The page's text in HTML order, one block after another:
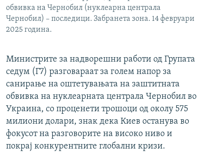
обвивка на Чернобил (нуклеарна централа
Чернобил) – последици. Забранета зона. 14 февруари
2025 година.
Министрите за надворешни работи од Групата
седум (Г7) разговараат за голем напор за
санирање на оштетувањата на заштитната
обвивка на нуклеарната централа Чернобил во
Украина, со проценети трошоци од околу 575
милиони долари, знак дека Киев останува во
фокусот на разговорите на високо ниво и
покрај конкурентните глобални кризи.